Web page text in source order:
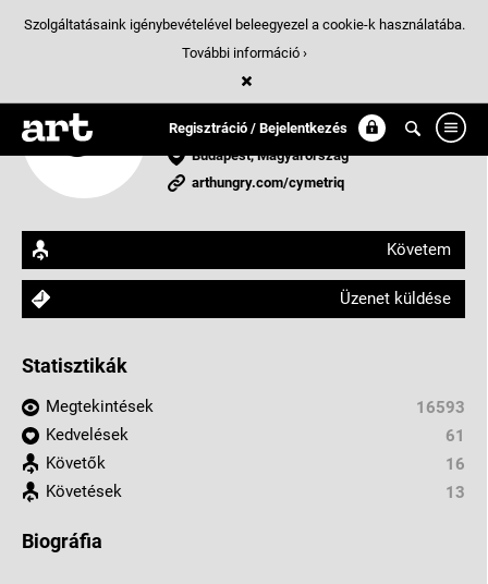
Regisztráció / Bejelentkezés
Cymetriq
Branding & Design Studio
Budapest, Magyarország
arthungry.com/cymetriq
Követem
Üzenet küldése
Statisztikák
Megtekintések
16593
Kedvelések
61
Követők
16
Követések
13
Biográfia
Szolgáltatásaink igénybevételével beleegyezel a cookie-k használatába.
További információ ›